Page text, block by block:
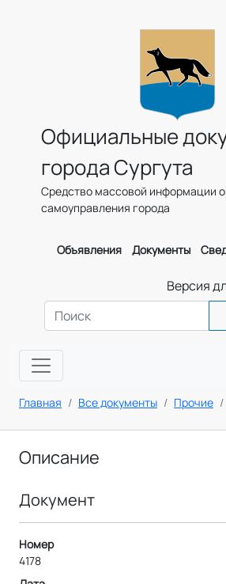
Официальные
города Сургута
Средство массовой информации
самоуправления города
Объявления Документы
Версия
Главная Все документы Прочие
Описание
Документ
Номер
4178